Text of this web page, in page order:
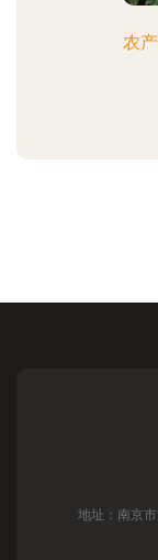
农
地址：南京